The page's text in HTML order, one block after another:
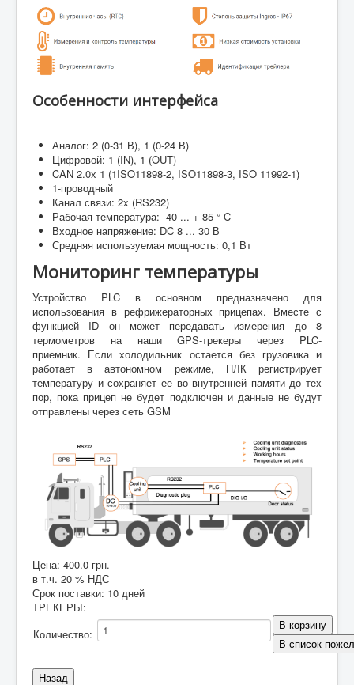
Особенности интерфейса
Аналог: 2 (0-31 В), 1 (0-24 В)
Цифровой: 1 (IN), 1 (OUT)
CAN 2.0x 1 (1ISO11898-2, ISO11898-3, ISO 11992-1)
1-проводный
Канал связи: 2x (RS232)
Рабочая температура: -40 ... + 85 ° C
Входное напряжение: DC 8 ... 30 В
Средняя используемая мощность: 0,1 Вт
Мониторинг температуры
Устройство PLC в основном предназначено для
использования в рефрижераторных прицепах. Вместе с
функцией ID он может передавать измерения до 8
термометров на наши GPS-трекеры через PLC-
приемник. Если холодильник остается без грузовика и
работает в автономном режиме, ПЛК регистрирует
температуру и сохраняет ее во внутренней памяти до тех
пор, пока прицеп не будет подключен и данные не будут
отправлены через сеть GSM
Цена: 400.0 грн.
в т.ч. 20 % НДС
Срок поставки: 10 дней
ТРЕКЕРЫ:
Количество: